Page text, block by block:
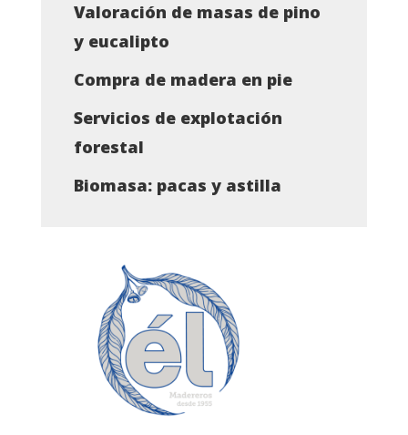
Valoración de masas de pino
y eucalipto
Compra de madera en pie
Servicios de explotación
forestal
Biomasa: pacas y astilla